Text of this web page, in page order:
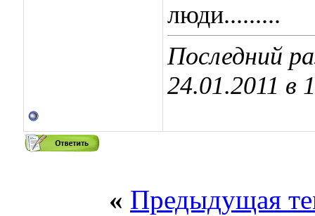
люди.........
Последний
24.01.2011 в
« Предыдущая